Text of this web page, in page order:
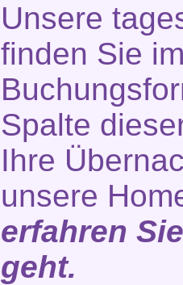
Unsere
finden Sie
Spalte
Ihre
unsere
erfahren
geht.